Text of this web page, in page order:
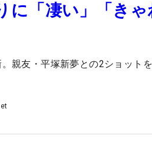
に「凄い」「き
親友・平塚新夢との2ショットを